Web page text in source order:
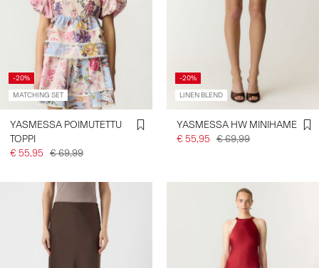
-20%
MATCHING SET
YASMESSA POIMUTETTU
TOPPI
€ 55,95 € 69,99
-20%
LINEN BLEND
YASMESSA HW MINIHAME
€ 55,95 € 69,99